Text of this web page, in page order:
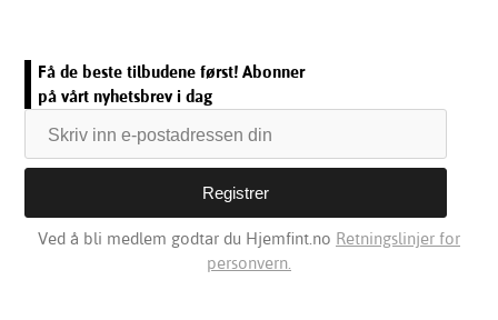
Få de beste tilbudene først! Abonner
på vårt nyhetsbrev i dag
Ved å bli medlem godtar du Hjemfint.no Retningslinjer for
personvern.